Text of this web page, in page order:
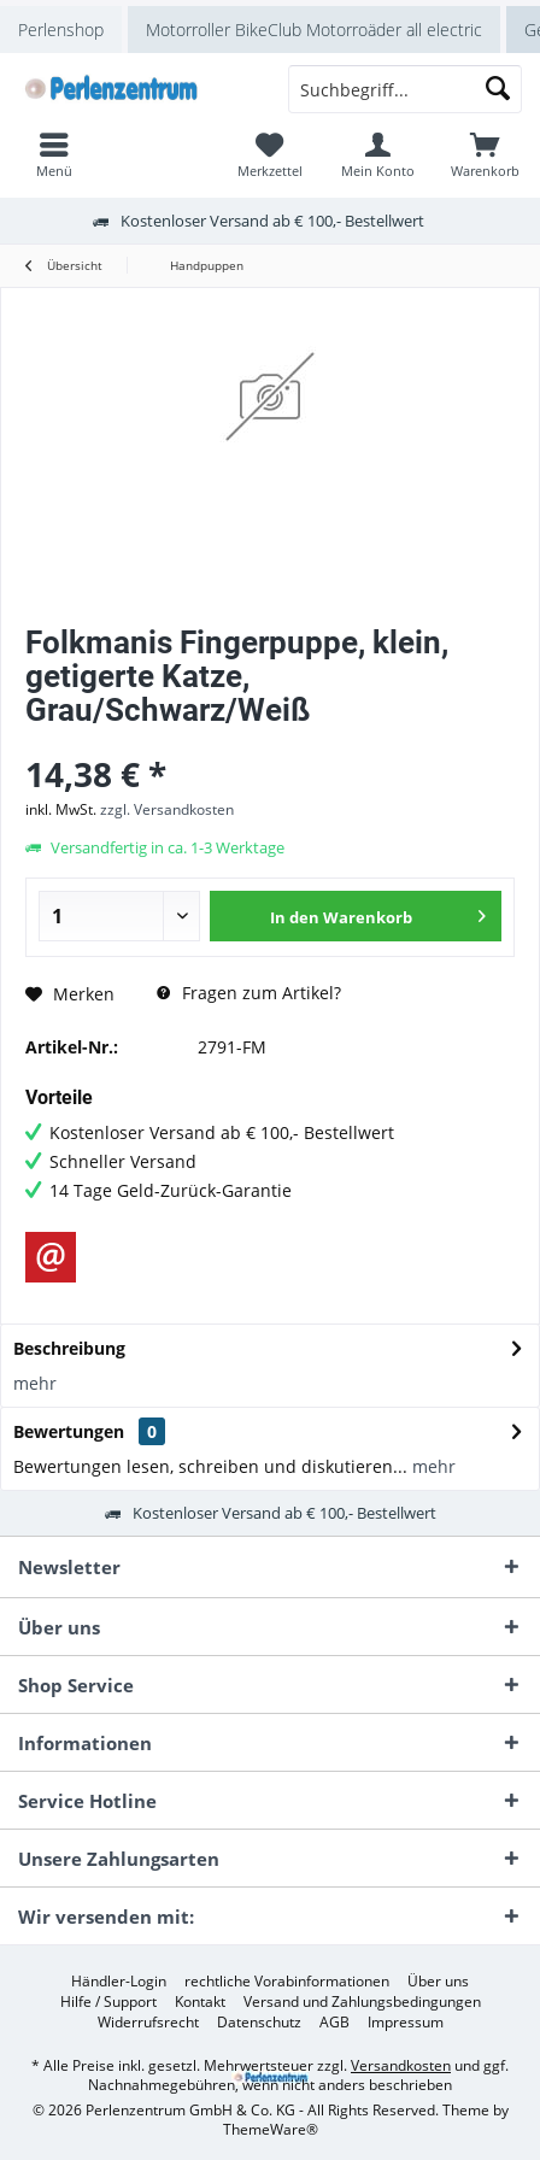
Perlenshop Motorroller BikeClub Motorroäder all electric
Kostenloser Versand ab € 100,- Bestellwert
Warenkorb
Merkzettel Mein Konto
Menü
Übersicht Handpuppen
Folkmanis Fingerpuppe, klein,
getigerte Katze,
Grau/Schwarz/Weiß
14,38 € *
inkl. MwSt.zzgl. Versandkosten
Versandfertig in ca. 1-3 Werktage
In den Warenkorb
Merken Fragen zum Artikel?
Artikel-Nr.: 2791-FM
Vorteile
Kostenloser Versand ab € 100,- Bestellwert
Schneller Versand
14 Tage Geld-Zurück-Garantie
Beschreibung
mehr
Bewertungen
0
Bewertungen lesen, schreiben und diskutieren... mehr
Kostenloser Versand ab € 100,- Bestellwert
Newsletter
Über uns
Shop Service
Informationen
Service Hotline
Unsere Zahlungsarten
Wir versenden mit:
Händler-Login rechtliche Vorabinformationen
Über uns
Hilfe / Support
Kontakt
Versand und Zahlungsbedingungen
Widerrufsrecht
Datenschutz AGB Impressum
* Alle Preise inkl. gesetzl. Mehrwertsteuer zzgl.Versandkosten und ggf.
Nachnahmegebühren, wenn nicht anders beschrieben
© 2026 Perlenzentrum GmbH & Co. KG - All Rights Reserved. Theme by
ThemeWare®